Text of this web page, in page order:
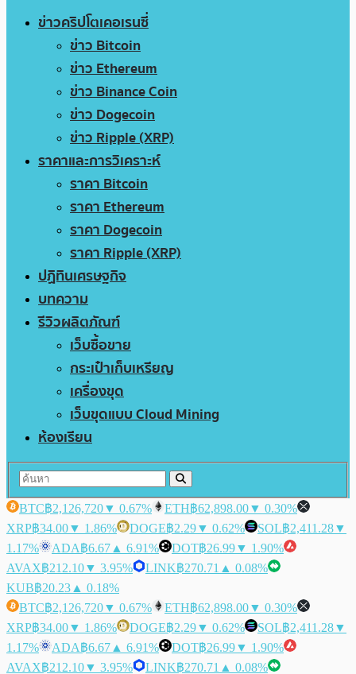
ข่าวคริปโตเคอเรนซี่
ข่าว Bitcoin
ข่าว Ethereum
ข่าว Binance Coin
ข่าว Dogecoin
ข่าว Ripple (XRP)
ราคาและการวิเคราะห์
ราคา Bitcoin
ราคา Ethereum
ราคา Dogecoin
ราคา Ripple (XRP)
ปฏิทินเศรษฐกิจ
บทความ
รีวิวผลิตภัณฑ์
เว็บซื้อขาย
กระเป๋าเก็บเหรียญ
เครื่องขุด
เว็บขุดแบบ Cloud Mining
ห้องเรียน
BTC฿2,126,720▼ 0.67% ETH฿62,898.00▼ 0.30%
XRP฿34.00▼ 1.86% DOGE฿2.29▼ 0.62% SOL฿2,411.28▼
1.17%
ADA฿6.67 ▲ 6.91% DOT฿26.99▼ 1.90%
AVAX฿212.10▼ 3.95% LINK฿270.71 ▲ 0.08%
KUB฿20.23 ▲ 0.18%
BTC฿2,126,720▼ 0.67% ETH฿62,898.00▼ 0.30%
XRP฿34.00▼ 1.86% DOGE฿2.29▼ 0.62% SOL฿2,411.28▼
1.17%
ADA฿6.67 ▲ 6.91% DOT฿26.99▼ 1.90%
AVAX฿212.10▼ 3.95% LINK฿270.71 ▲ 0.08%